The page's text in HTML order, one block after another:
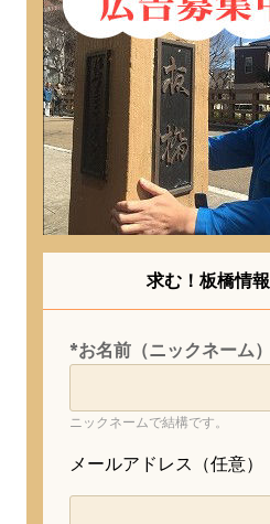
求む！板橋情報
*お名前（ニックネーム）
ニックネームで結構です。
メールアドレス（任意）